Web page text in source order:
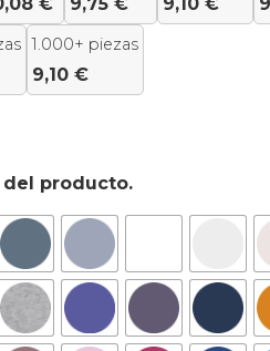
1.000+ piezas
9,10 €
del producto.